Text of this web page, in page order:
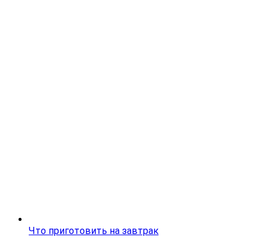
Что приготовить на завтрак